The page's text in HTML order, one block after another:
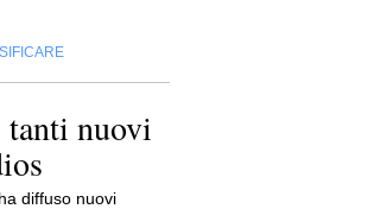
nuovi
diffuso nuovi